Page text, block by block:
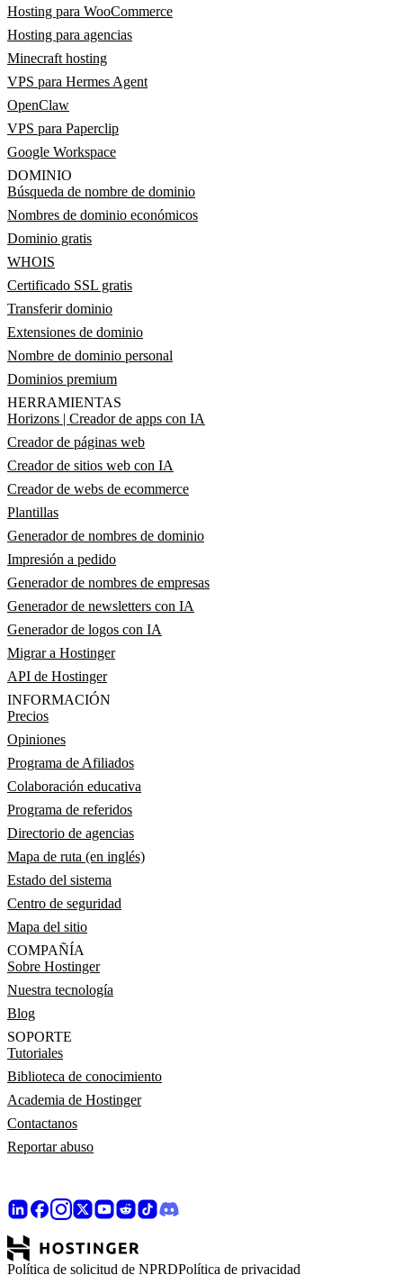
Hosting para WooCommerce
Hosting para agencias
Minecraft hosting
VPS para Hermes Agent
OpenClaw
VPS para Paperclip
Google Workspace
DOMINIO
Búsqueda de nombre de dominio
Nombres de dominio económicos
Dominio gratis
WHOIS
Certificado SSL gratis
Transferir dominio
Extensiones de dominio
Nombre de dominio personal
Dominios premium
HERRAMIENTAS
Horizons | Creador de apps con IA
Creador de páginas web
Creador de sitios web con IA
Creador de webs de ecommerce
Plantillas
Generador de nombres de dominio
Impresión a pedido
Generador de nombres de empresas
Generador de newsletters con IA
Generador de logos con IA
Migrar a Hostinger
API de Hostinger
INFORMACIÓN
Precios
Opiniones
Programa de Afiliados
Colaboración educativa
Programa de referidos
Directorio de agencias
Mapa de ruta (en inglés)
Estado del sistema
Centro de seguridad
Mapa del sitio
COMPAÑÍA
Sobre Hostinger
Nuestra tecnología
Blog
SOPORTE
Tutoriales
Biblioteca de conocimiento
Academia de Hostinger
Contactanos
Reportar abuso
Política de solicitud de NPRDPolítica de privacidad